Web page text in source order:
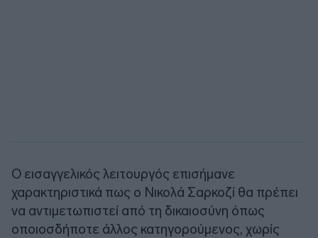
Ο εισαγγελικός λειτουργός επισήμανε
χαρακτηριστικά πως ο Νικολά Σαρκοζί θα πρέπει
να αντιμετωπιστεί από τη δικαιοσύνη όπως
οποιοσδήποτε άλλος κατηγορούμενος, χωρίς